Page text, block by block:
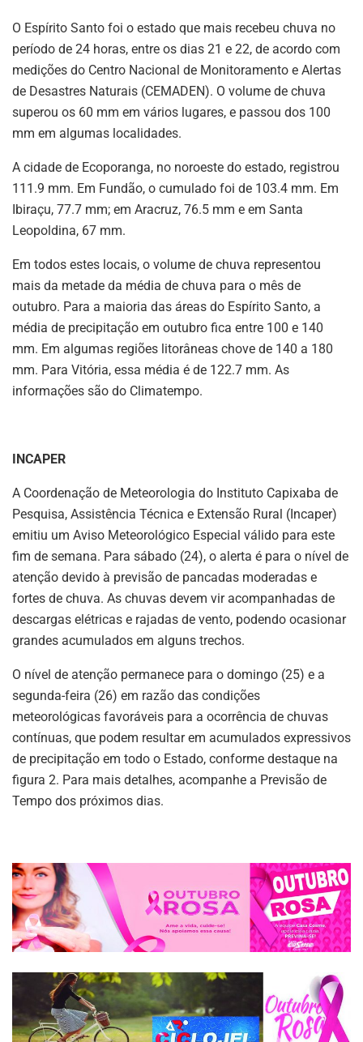
O Espírito Santo foi o estado que mais recebeu chuva no
período de 24 horas, entre os dias 21 e 22, de acordo com
medições do Centro Nacional de Monitoramento e Alertas
de Desastres Naturais (CEMADEN). O volume de chuva
superou os 60 mm em vários lugares, e passou dos 100
mm em algumas localidades.
A cidade de Ecoporanga, no noroeste do estado, registrou
111.9 mm. Em Fundão, o cumulado foi de 103.4 mm. Em
Ibiraçu, 77.7 mm; em Aracruz, 76.5 mm e em Santa
Leopoldina, 67 mm.
Em todos estes locais, o volume de chuva representou
mais da metade da média de chuva para o mês de
outubro. Para a maioria das áreas do Espírito Santo, a
média de precipitação em outubro fica entre 100 e 140
mm. Em algumas regiões litorâneas chove de 140 a 180
mm. Para Vitória, essa média é de 122.7 mm. As
informações são do Climatempo.
INCAPER
A Coordenação de Meteorologia do Instituto Capixaba de
Pesquisa, Assistência Técnica e Extensão Rural (Incaper)
emitiu um Aviso Meteorológico Especial válido para este
fim de semana. Para sábado (24), o alerta é para o nível de
atenção devido à previsão de pancadas moderadas e
fortes de chuva. As chuvas devem vir acompanhadas de
descargas elétricas e rajadas de vento, podendo ocasionar
grandes acumulados em alguns trechos.
O nível de atenção permanece para o domingo (25) e a
segunda-feira (26) em razão das condições
meteorológicas favoráveis para a ocorrência de chuvas
contínuas, que podem resultar em acumulados expressivos
de precipitação em todo o Estado, conforme destaque na
figura 2. Para mais detalhes, acompanhe a Previsão de
Tempo dos próximos dias.